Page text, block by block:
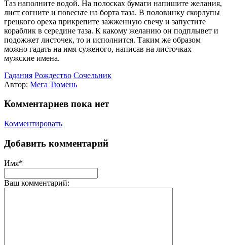
Таз наполните водой. На полосках бумаги напишите желания,
лист согните и повесьте на борта таза. В половинку скорлупы
грецкого ореха прикрепите зажженную свечу и запустите
кораблик в середине таза. К какому желанию он подплывет и
подожжет листочек, то и исполнится. Таким же образом
можно гадать на имя суженого, написав на листочках
мужские имена.
Гадания Рождество Сочельник
Автор: Мега Тюмень
Комментариев пока нет
Комментировать
Добавить комментарий
Имя*
Ваш комментарий: